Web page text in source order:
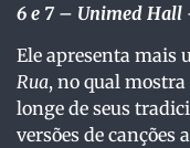
6 e 7 – Unimed Hall
Ele apresenta mais
Rua, no qual
longe de seus
versões de canções